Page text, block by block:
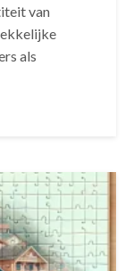
van
als